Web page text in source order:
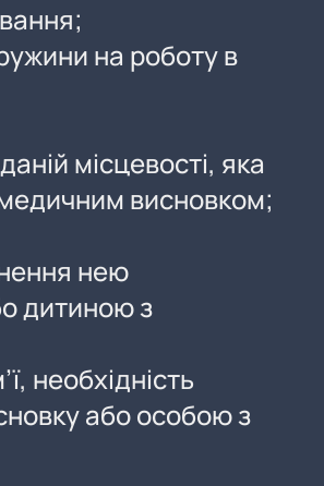
на роботу в
місцевості, яка
висновком;
нею
дитиною з
необхідність
або особою з